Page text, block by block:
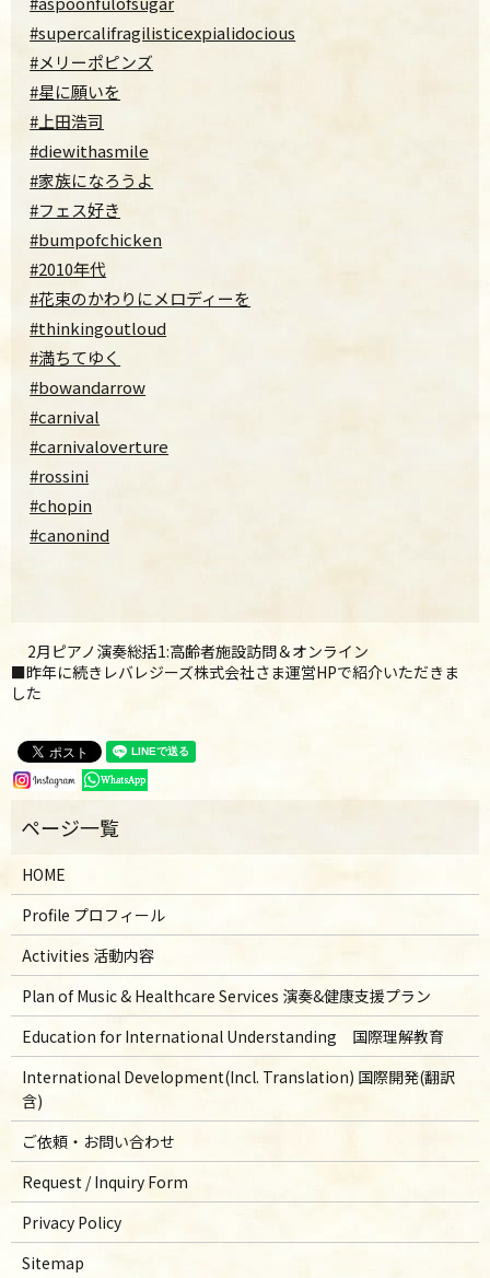
#supercalifragilisticexpialidocious
#メリーポピンズ
#星に願いを
#上田浩司
#diewithasmile
#家族になろうよ
#フェス好き
#bumpofchicken
#2010年代
#花束のかわりにメロディーを
#thinkingoutloud
#満ちてゆく
#bowandarrow
#carnival
#carnivaloverture
#rossini
#chopin
#canonind
2月ピアノ演奏総括1:高齢者施設訪問＆オンライン
■昨年に続きレバレジーズ株式会社さま運営HPで紹介いただきま
した
HOME
Profile プロフィール
Activities 活動内容
Plan of Music & Healthcare Services 演奏&健康支援プラン
Education for International Understanding 国際理解教育
International Development(Incl. Translation) 国際開発(翻訳
含)
ご依頼・お問い合わせ
Request / Inquiry Form
Privacy Policy
Sitemap